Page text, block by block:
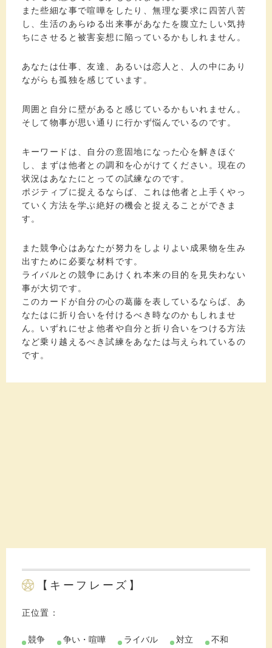
また些細な事で喧嘩をしたり、無理な要求に四苦八苦
し、生活のあらゆる出来事があなたを腹立たしい気持
ちにさせると被害妄想に陥っているかもしれません。
あなたは仕事、友達、あるいは恋人と、人の中にあり
ながらも孤独を感じています。
周囲と自分に壁があると感じているかもいれません。
そして物事が思い通りに行かず悩んでいるのです。
キーワードは、自分の意固地になった心を解きほぐ
し、まずは他者との調和を心がけてください。現在の
状況はあなたにとっての試練なのです。
ポジティブに捉えるならば、これは他者と上手くやっ
ていく方法を学ぶ絶好の機会と捉えることができま
す。
また競争心はあなたが努力をしよりよい成果物を生み
出すために必要な材料です。
ライバルとの競争にあけくれ本来の目的を見失わない
事が大切です。
このカードが自分の心の葛藤を表しているならば、あ
なたはに折り合いを付けるべき時なのかもしれませ
ん。いずれにせよ他者や自分と折り合いをつける方法
など乗り越えるべき試練をあなたは与えられているの
です。
【キーフレーズ】
正位置：
競争 争い・喧嘩 ライバル 対立
不和